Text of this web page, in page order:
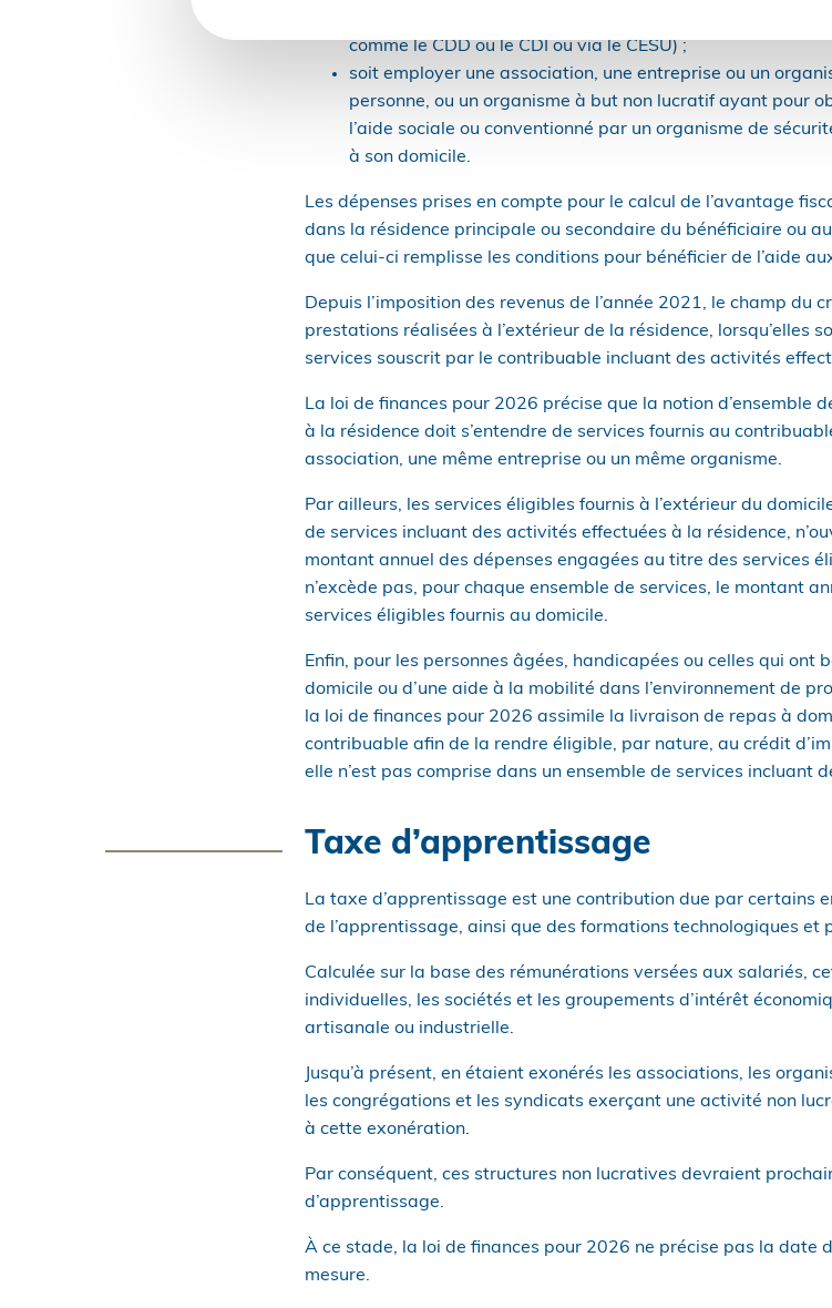
comme le CDD ou le CDI ou via le CESU) ;
soit employer une association, une entreprise ou un
personne, ou un organisme à but non lucratif ayant pour
l’aide sociale ou conventionné par un organisme de
à son domicile.
Les dépenses prises en compte pour le calcul de l’avantage
dans la résidence principale ou secondaire du bénéficiaire ou
que celui-ci remplisse les conditions pour bénéficier de l’aide
Depuis l’imposition des revenus de l’année 2021, le champ du
prestations réalisées à l’extérieur de la résidence, lorsqu’elles
services souscrit par le contribuable incluant des activités
La loi de finances pour 2026 précise que la notion d’ensemble
à la résidence doit s’entendre de services fournis au
association, une même entreprise ou un même organisme.
Par ailleurs, les services éligibles fournis à l’extérieur du
de services incluant des activités effectuées à la résidence,
montant annuel des dépenses engagées au titre des services
n’excède pas, pour chaque ensemble de services, le montant
services éligibles fournis au domicile.
Enfin, pour les personnes âgées, handicapées ou celles qui ont
domicile ou d’une aide à la mobilité dans l’environnement de
la loi de finances pour 2026 assimile la livraison de repas à
contribuable afin de la rendre éligible, par nature, au crédit
elle n’est pas comprise dans un ensemble de services incluant
Taxe d’apprentissage
La taxe d’apprentissage est une contribution due par certains
de l’apprentissage, ainsi que des formations technologiques et
Calculée sur la base des rémunérations versées aux salariés,
individuelles, les sociétés et les groupements d’intérêt
artisanale ou industrielle.
Jusqu’à présent, en étaient exonérés les associations, les
les congrégations et les syndicats exerçant une activité non
à cette exonération.
Par conséquent, ces structures non lucratives devraient
d’apprentissage.
À ce stade, la loi de finances pour 2026 ne précise pas la date
mesure.